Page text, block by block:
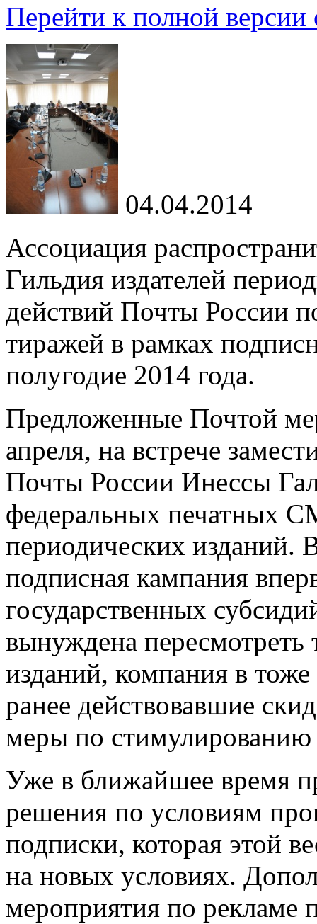
Перейти к полной версии
04.04.2014
Ассоциация
Гильдия издателей
действий Почты России
тиражей в рамках
полугодие 2014 года.
Предложенные Почтой
апреля, на встрече
Почты России Инессы
федеральных печатных
периодических изданий.
подписная кампания
государственных
вынуждена
изданий, компания в тоже
ранее действовавшие
меры по стимулированию
Уже в ближайшее время
решения по условиям
подписки, которая этой
на новых условиях.
мероприятия по рекламе